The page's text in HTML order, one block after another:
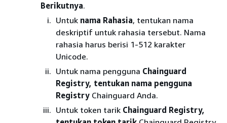
Berikutnya.
Untuk nama Rahasia, tentukan nama
deskriptif untuk rahasia tersebut. Nama
rahasia harus berisi 1-512 karakter
Unicode.
Untuk nama pengguna Chainguard
Registry, tentukan nama pengguna
Registry Chainguard Anda.
Untuk token tarik Chainguard Registry,